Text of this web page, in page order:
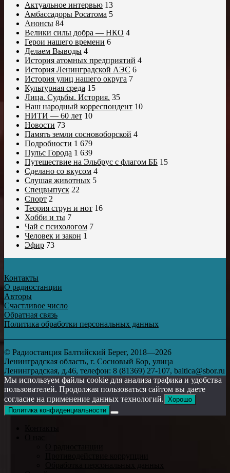
Актуальное интервью 13
Амбассадоры Росатома 5
Анонсы 84
Велики силы добра — НКО 4
Герои нашего времени 6
Делаем Выводы 4
История атомных предприятий 4
История Ленинградской АЭС 6
История улиц нашего округа 7
Культурная среда 15
Лица. Судьбы. История. 35
Наш народный корреспондент 10
НИТИ — 60 лет 10
Новости 73
Память земли сосновоборской 4
Подробности 1 679
Пульс Города 1 639
Путешествие на Эльбрус с флагом ББ 15
Сделано со вкусом 4
Слушая животных 5
Спецвыпуск 22
Спорт 2
Теория струн и нот 16
Хобби и ты 7
Чай с психологом 7
Человек и закон 1
Эфир 73
Контакты
О радиостанции
Авторы
Счастливое число
Обратная связь
Политика обработки персональных данных
© Радиостанция Балтийский Берег, 2018—2026
Ленинградская область, г. Сосновый Бор, улица
Ленинградская, д.46, телефон: 8 (81369) 27-107, baltica@sbor.ru
Мы используем файлы cookie для анализа трафика и удобства
пользователей. Продолжая пользоваться сайтом вы даете
согласие на применение данных технологий. Хорошо
Политика конфиденциальности